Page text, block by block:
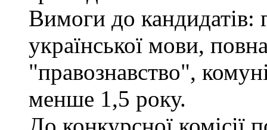
Вимоги до кандидатів:
української мови,
"правознавство",
менше 1,5 року.